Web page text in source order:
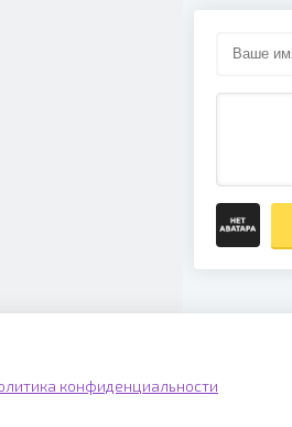
конфиденциальности